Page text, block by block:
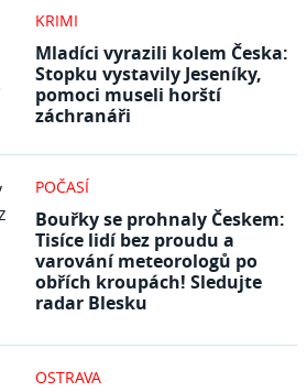
KRIMI
Mladíci vyrazili kolem Česka:
Stopku vystavily Jeseníky,
pomoci museli horští
záchranáři
POČASÍ
Bouřky se prohnaly Českem:
Tisíce lidí bez proudu a
varování meteorologů po
obřích kroupách! Sledujte
radar Blesku
OSTRAVA